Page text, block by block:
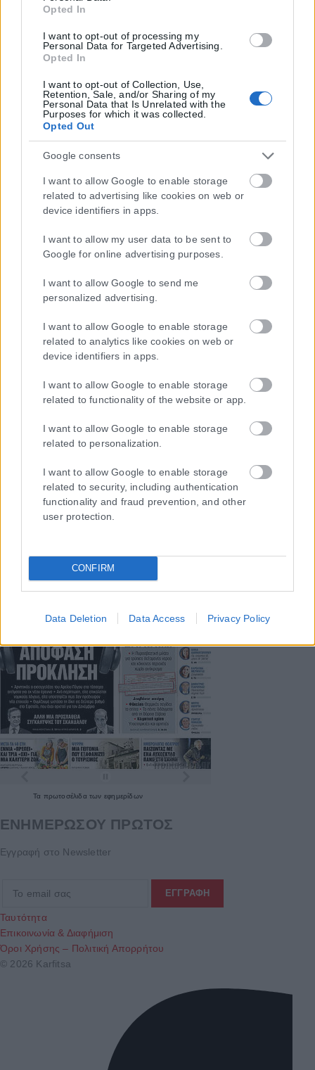
Opted In
I want to opt-out of processing my
Personal Data for Targeted Advertising.
Opted In
I want to opt-out of Collection, Use,
Retention, Sale, and/or Sharing of my
Personal Data that Is Unrelated with the
Purposes for which it was collected.
Opted Out
Google consents
I want to allow Google to enable storage
related to advertising like cookies on web or
device identifiers in apps.
I want to allow my user data to be sent to
Google for online advertising purposes.
I want to allow Google to send me
personalized advertising.
I want to allow Google to enable storage
related to analytics like cookies on web or
device identifiers in apps.
I want to allow Google to enable storage
related to functionality of the website or app.
I want to allow Google to enable storage
related to personalization.
I want to allow Google to enable storage
related to security, including authentication
functionality and fraud prevention, and other
user protection.
CONFIRM
Data Deletion Data Access Privacy Policy
Η εταιρεία με την επωνυμία “POLITICAL MEDIA GROUP A.E.” και κατ’
επέκταση η ιστοσελίδα που κατέχει αυτή “www.karfitsa.gr”
συμμορφώνονται με τη Σύσταση (ΕΕ) 2018/334 της Επιτροπής της
1ης Μαρτίου 2018 σχετικά με τα μέτρα για την αποτελεσματική
αντιμετώπιση του παράνομου περιεχομένου στο διαδίκτυο (L 63).
ΤΑ ΠΡΩΤΟΣΕΛΙΔΑ ΣΗΜΕΡΑ
Τα πρωτοσέλιδατων εφημερίδων
ΕΝΗΜΕΡΩΣΟΥ ΠΡΩΤΟΣ
Εγγραφή στο Newsletter
Ταυτότητα
Επικοινωνία & Διαφήμιση
Όροι Χρήσης – Πολιτική Απορρήτου
© 2026 Karfitsa